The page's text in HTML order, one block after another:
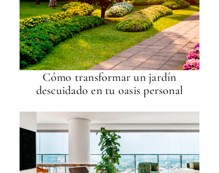
Cómo transformar un jardín
descuidado en tu oasis personal